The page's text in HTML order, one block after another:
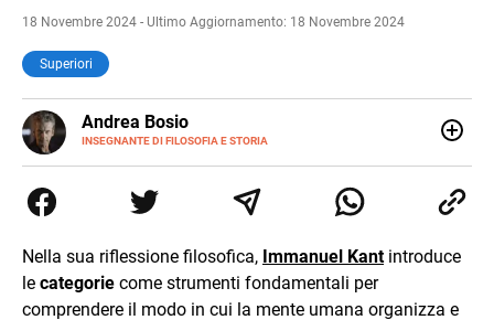
18 Novembre 2024 - Ultimo Aggiornamento: 18 Novembre 2024
Superiori
Andrea Bosio
INSEGNANTE DI FILOSOFIA E STORIA
E-
MAIL
occupandosi di storia della comunicazione scientifica e di
storia della Chiesa. È dottorando presso la Facoltà
volume Giovani Minzoni terra incognita.
Nella sua riflessione filosofica, Immanuel Kantintroduce
le categorie come strumenti fondamentali per
comprendere il modo in cui la mente umana organizza e